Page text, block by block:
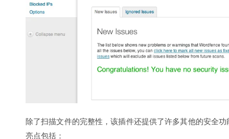
除了扫描文件的完整性，该插件还提供了许多其他的安全
亮点包括：